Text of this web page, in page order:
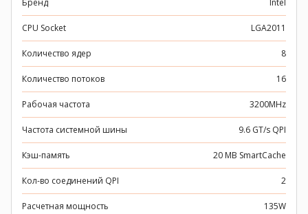
Бренд Intel
CPU Socket LGA2011
Количество ядер 8
Количество потоков 16
Рабочая частота 3200MHz
Частота системной шины 9.6 GT/s QPI
Кэш-память 20 MB SmartCache
Кол-во соединений QPI 2
Расчетная мощность 135W